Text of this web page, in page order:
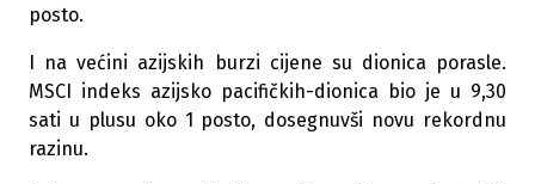
posto.
I na većini azijskih burzi cijene su dionica porasle.
MSCI indeks azijsko pacifičkih-dionica bio je u 9,30
sati u plusu oko 1 posto, dosegnuvši novu rekordnu
razinu.